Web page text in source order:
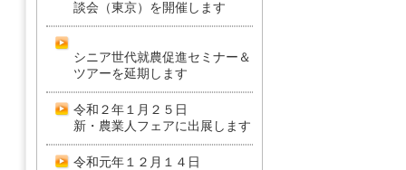
談会（東京）を開催します
シニア世代就農促進セミナー＆
ツアーを延期します
令和２年１月２５日
新・農業人フェアに出展します
令和元年１２月１４日